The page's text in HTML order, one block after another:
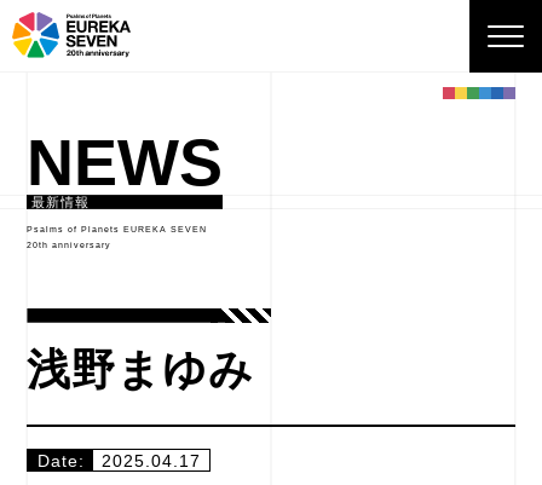
NEWS
最新情報
Psalms of Planets EUREKA SEVEN
20th anniversary
浅野まゆみ
Date: 2025.04.17